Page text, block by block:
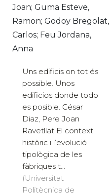
Joan; Guma Esteve,
Ramon; Godoy Bregolat,
Carlos; Feu Jordana,
Anna
Uns edificis on tot és
possible. Unos
edificios donde todo
es posible. César
Diaz, Pere Joan
Ravetllat El context
històric i l’evolució
tipològica de les
fàbriques t...
(Universitat
Politècnica de